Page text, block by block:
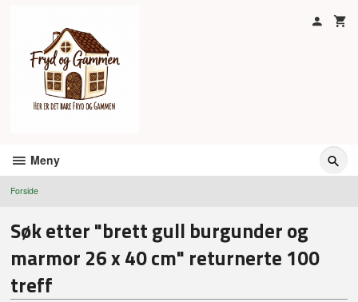
Meny
Forside
Søk etter "brett gull burgunder og
marmor 26 x 40 cm" returnerte 100
treff